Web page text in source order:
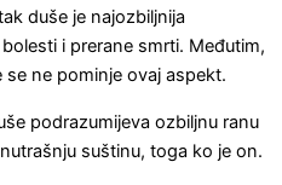
duše je najozbiljnija
i prerane smrti. Međutim,
ne pominje ovaj aspekt.
podrazumijeva ozbiljnu ranu
suštinu, toga ko je on.